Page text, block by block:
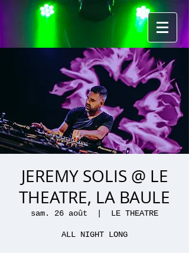
JEREMY SOLIS @ LE
THEATRE, LA BAULE
sam. 26 août LE THEATRE
ALL NIGHT LONG